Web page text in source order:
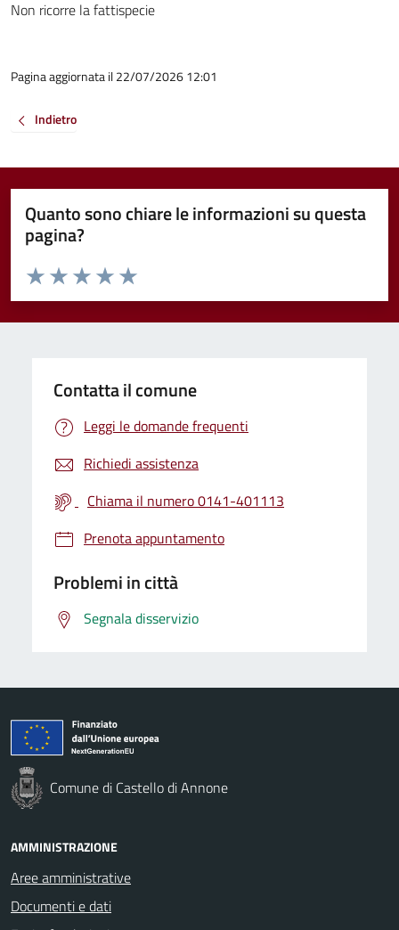
Non ricorre la fattispecie
Pagina aggiornata il 22/07/2026 12:01
Indietro
Quanto sono chiare le informazioni su questa
pagina?
Valuta da 1 a 5 stelle la pagina
Valuta 5 stelle su 5
Valuta 4 stelle su 5
Valuta 3 stelle su 5
Valuta 2 stelle su 5
Valuta 1 stelle su 5
Contatta il comune
Leggi le domande frequenti
Richiedi assistenza
Chiama il numero 0141-401113
Prenota appuntamento
Problemi in città
Segnala disservizio
Comune di Castello di Annone
AMMINISTRAZIONE
Aree amministrative
Documenti e dati